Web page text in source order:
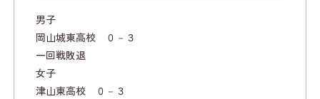
男子
岡山城東高校 ０－３
一回戦敗退
女子
津山東高校 ０－３